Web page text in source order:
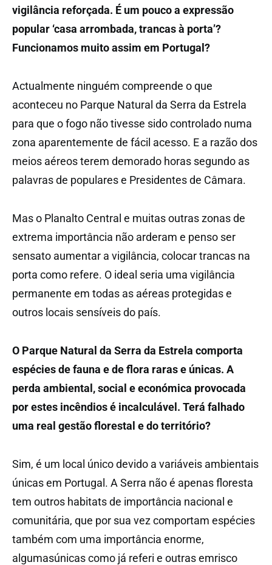
vigilância reforçada. É um pouco a expressão
popular ‘casa arrombada, trancas à porta’?
Funcionamos muito assim em Portugal?
Actualmente ninguém compreende o que
aconteceu no Parque Natural da Serra da Estrela
para que o fogo não tivesse sido controlado numa
zona aparentemente de fácil acesso. E a razão dos
meios aéreos terem demorado horas segundo as
palavras de populares e Presidentes de Câmara.
Mas o Planalto Central e muitas outras zonas de
extrema importância não arderam e penso ser
sensato aumentar a vigilância, colocar trancas na
porta como refere. O ideal seria uma vigilância
permanente em todas as aéreas protegidas e
outros locais sensíveis do país.
O Parque Natural da Serra da Estrela comporta
espécies de fauna e de flora raras e únicas. A
perda ambiental, social e económica provocada
por estes incêndios é incalculável. Terá falhado
uma real gestão florestal e do território?
Sim, é um local único devido a variáveis ambientais
únicas em Portugal. A Serra não é apenas floresta
tem outros habitats de importância nacional e
comunitária, que por sua vez comportam espécies
também com uma importância enorme,
algumasúnicas como já referi e outras emrisco